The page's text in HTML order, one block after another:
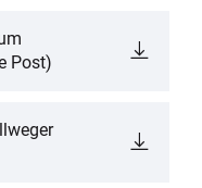
Post)